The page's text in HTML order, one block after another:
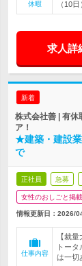
休暇 （10
求人詳
新着
株式会社善 | 有
ア！
★建築・建設
で
正社員 急募
女性のおしごと掲
情報更新日：2026/
仕事内容
【裁
トー
は一切